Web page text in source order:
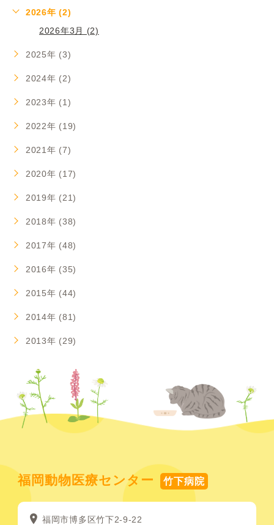
2026年 (2)
2026年3月 (2)
2025年 (3)
2024年 (2)
2023年 (1)
2022年 (19)
2021年 (7)
2020年 (17)
2019年 (21)
2018年 (38)
2017年 (48)
2016年 (35)
2015年 (44)
2014年 (81)
2013年 (29)
福岡動物医療センター 竹下病院
福岡市博多区竹下2-9-22